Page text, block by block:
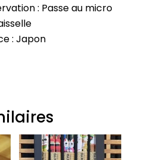
: Passe au micro
: Japon